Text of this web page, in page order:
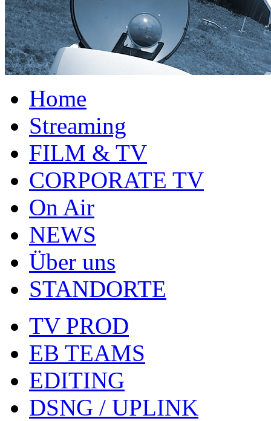
Home
Streaming
FILM & TV
CORPORATE TV
On Air
NEWS
Über uns
STANDORTE
TV PROD
EB TEAMS
EDITING
DSNG / UPLINK